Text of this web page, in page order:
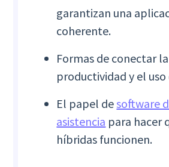
garantizan una
coherente.
Formas de conectar
productividad y el
El papel desoftware
asistencia para hacer
híbridas funcionen.